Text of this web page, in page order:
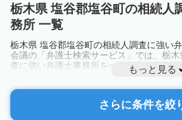
栃木県 塩谷郡塩谷町の相続人
務所 一覧
栃木県 塩谷郡塩谷町の相続人調査に強い
会議の「弁護士検索サービス」では、栃
査に強い弁護士事務所を一覧で見ること
お悩みを抱えている方は一度近隣の弁護
もっと見る
さらに条件を絞